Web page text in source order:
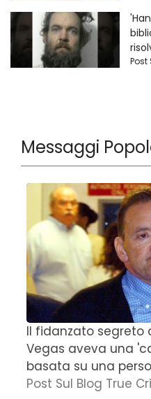
Post
Messaggi
Il fidanzato segreto
Vegas aveva una
basata su una
Post Sul Blog True